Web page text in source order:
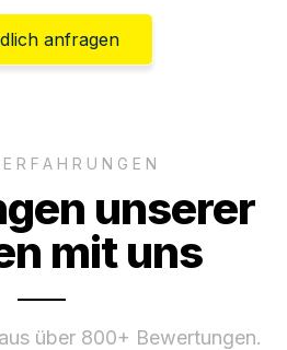
anfragen
unserer
mit uns
aus über 800+ Bewertungen.